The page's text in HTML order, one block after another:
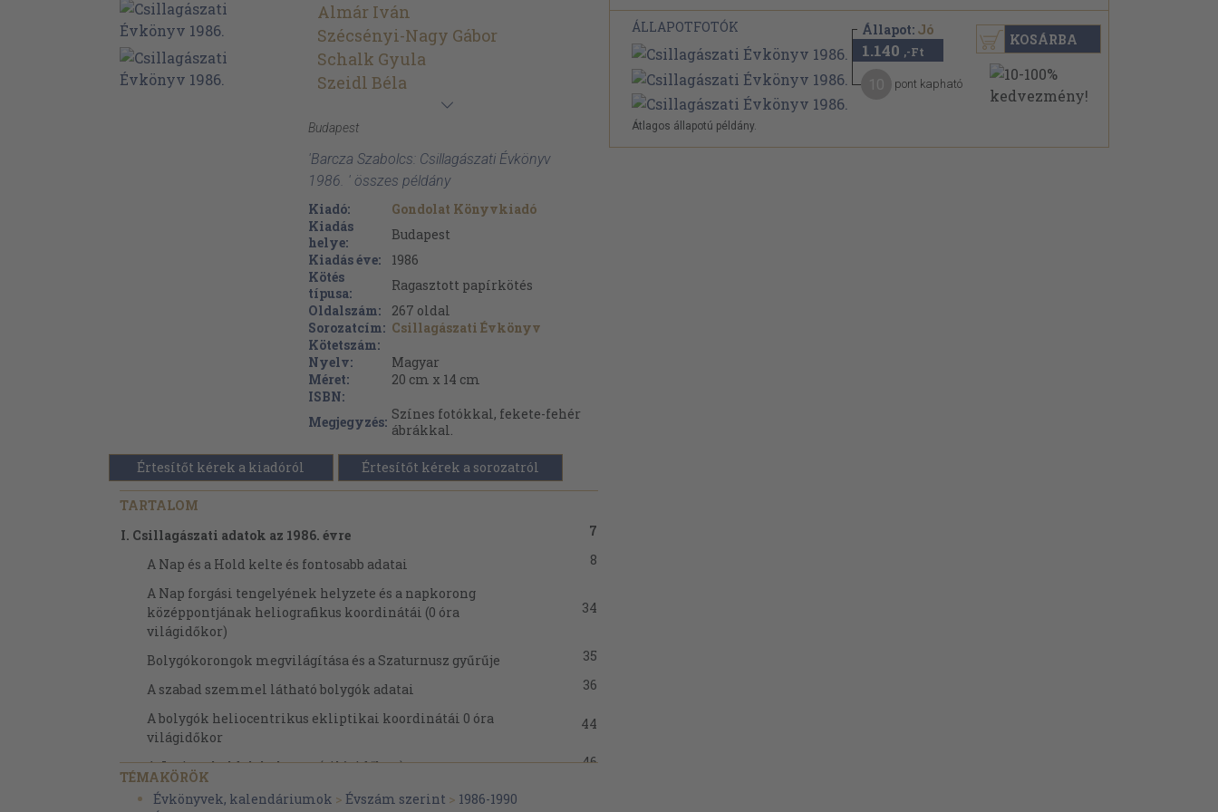
Almár Iván
Szécsényi-Nagy Gábor
Schalk Gyula
Szeidl Béla
Budapest
'Barcza Szabolcs: Csillagászati Évkönyv
1986. ' összes példány
Kiadó:
Gondolat Könyvkiadó
Kiadás
helye:
Budapest
Kiadás éve:
1986
Kötés
típusa:
Ragasztott papírkötés
Oldalszám:
267 oldal
Sorozatcím: Csillagászati Évkönyv
Kötetszám:
Nyelv:
Magyar
Méret:
20 cm x 14 cm
ISBN:
Megjegyzés: Színes fotókkal, fekete-fehér
ábrákkal.
Értesítőt kérek a kiadóról Értesítőt kérek a sorozatról
TARTALOM
I. Csillagászati adatok az 1986. évre
7
A Nap és a Hold kelte és fontosabb adatai
8
A Nap forgási tengelyének helyzete és a napkorong
középpontjának heliografikus koordinátái (0 óra
világidőkor)
34
Bolygókorongok megvilágítása és a Szaturnusz gyűrűje
35
A szabad szemmel látható bolygók adatai
36
A bolygók heliocentrikus ekliptikai koordinátái 0 óra
világidőkor
44
A Jupiter-holdak helyzete (világidőben)
46
A Mars és a Jupiter centrálmeridiánjának
TÉMAKÖRÖK
Évkönyvek, kalendáriumok > Évszám szerint > 1986-1990
ÁLLAPOTFOTÓK
Átlagos állapotú példány.
Állapot: Jó
1.140 ,-Ft
pont kapható
KOSÁRBA